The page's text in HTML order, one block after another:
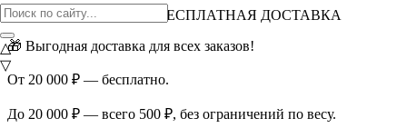
ВНИМАНИЕ АКЦИЯ!
БЕСПЛАТНАЯ ДОСТАВКА
🎁 Выгодная доставка для всех заказов!
От 20 000 ₽ — бесплатно.
До 20 000 ₽ — всего 500 ₽, без ограничений по весу.
△
▽